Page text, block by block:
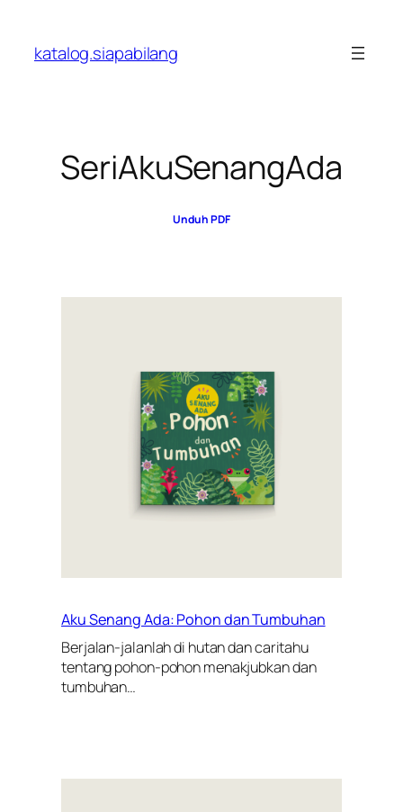
content
katalog.siapabilang
SeriAkuSenangAda
Unduh PDF
Aku Senang Ada: Pohon dan Tumbuhan
Berjalan-jalanlah di hutan dan caritahu
tentang pohon-pohon menakjubkan dan
tumbuhan…